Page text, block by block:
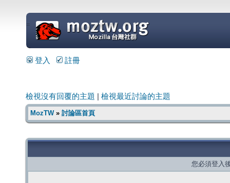
=
登入 註冊
檢視沒有回覆的主題 檢視最近討論的主題
MozTW» 討論區首頁
您必須登入